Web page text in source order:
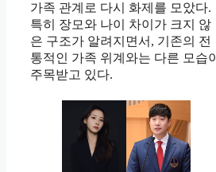
가족 관계로 다시 화제를 모았다.
특히 장모와 나이 차이가 크지 않
은 구조가 알려지면서, 기존의 전
통적인 가족 위계와는 다른 모습이
주목받고 있다.